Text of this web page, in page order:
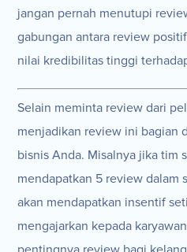
jangan pernah menutupi
gabungan antara review
nilai kredibilitas tinggi
Selain meminta review dari
menjadikan review ini bagian
bisnis Anda. Misalnya jika tim
mendapatkan 5 review dalam
akan mendapatkan insentif
mengajarkan kepada